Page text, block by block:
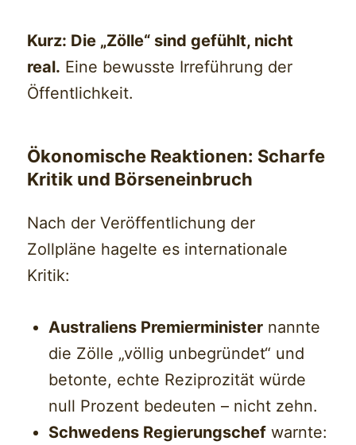
Kurz: Die „Zölle“ sind gefühlt, nicht
real. Eine bewusste Irreführung der
Öffentlichkeit.
Ökonomische Reaktionen: Scharfe
Kritik und Börseneinbruch
Nach der Veröffentlichung der
Zollpläne hagelte es internationale
Kritik:
Australiens Premierminister nannte
die Zölle „völlig unbegründet“ und
betonte, echte Reziprozität würde
null Prozent bedeuten – nicht zehn.
Schwedens Regierungschef warnte: